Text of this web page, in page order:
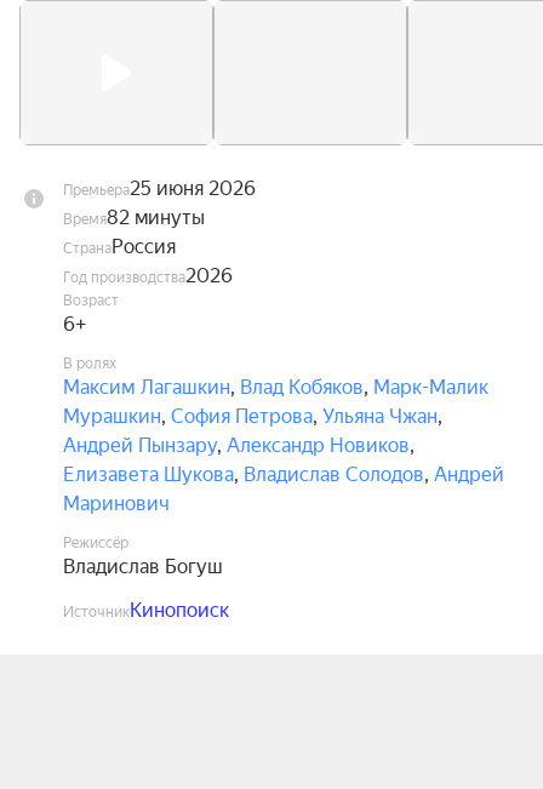
Премьера25 июня 2026
Время82 минуты
СтранаРоссия
Год производства2026
Возраст
6+
В ролях
Максим Лагашкин, Влад Кобяков, Марк-Малик
Мурашкин, София Петрова, Ульяна Чжан,
Андрей Пынзару, Александр Новиков,
Елизавета Шукова, Владислав Солодов, Андрей
Маринович
Режиссёр
Владислав Богуш
ИсточникКинопоиск